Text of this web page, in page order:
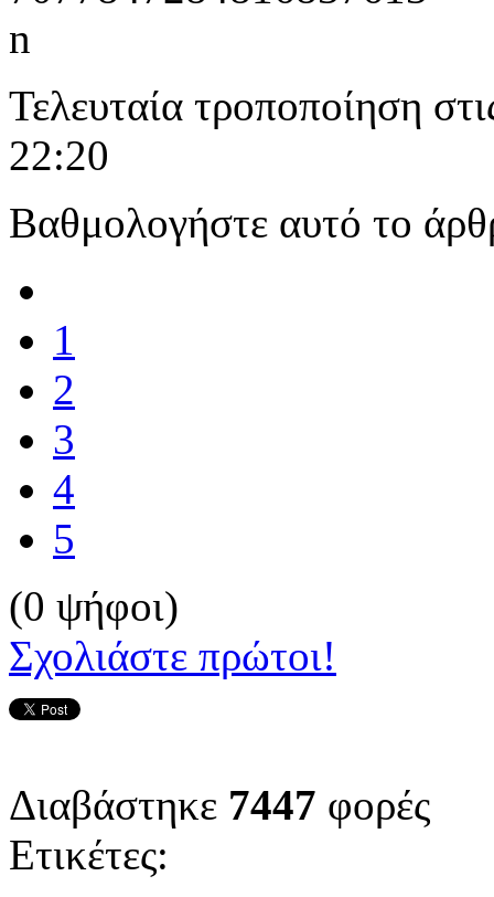
Τελευταία τροποποίηση
22:20
Βαθμολογήστε αυτό το
1
2
3
4
5
(0 ψήφοι)
Σχολιάστε πρώτοι!
Διαβάστηκε 7447 φορές
Ετικέτες: